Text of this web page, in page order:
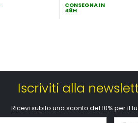
CONSEGNA IN
48H
Iscriviti alla
Ricevi subito uno sconto del 10% per il